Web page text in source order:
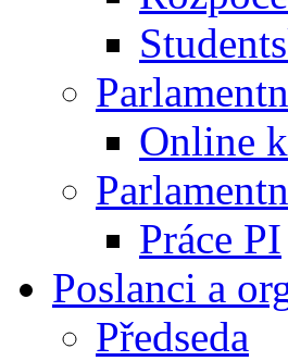
Online
Práce PI
Poslanci a
Předseda